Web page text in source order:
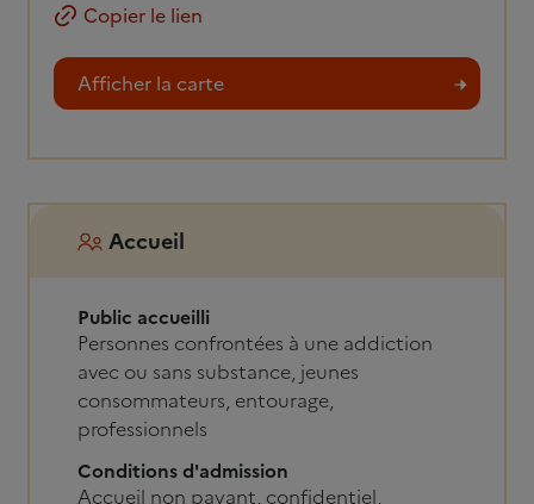
Copier le lien
Afficher la carte
Accueil
Public accueilli
Personnes confrontées à une addiction
avec ou sans substance, jeunes
consommateurs, entourage,
professionnels
Conditions d'admission
Accueil non payant, confidentiel,